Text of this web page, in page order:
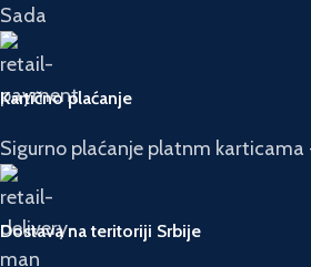
Sada
Kartično plaćanje
Sigurno plaćanje platnm karticama
Dostava na teritoriji Srbije